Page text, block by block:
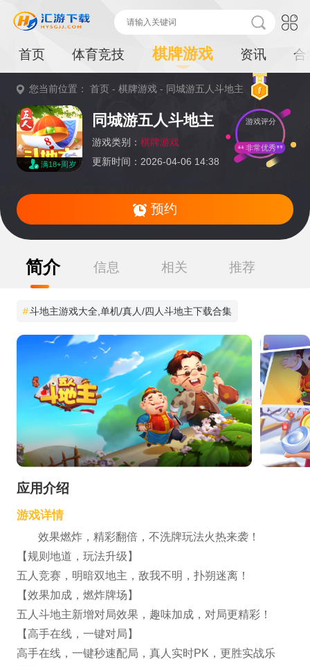
首页 体育竞技 棋牌游戏 资讯 合
您当前位置：首页 -棋牌游戏 - 同城游五人斗地主
满18+周岁
同城游五人斗地主
游戏类别： 棋牌游戏
更新时间：2026-04-06 14:38
游戏评分
非常优秀
预约
提
简介 信息 相关 推荐
#斗地主游戏大全,单机/真人/四人斗地主下载合集
应用介绍
游戏详情
效果燃炸，精彩翻倍，不洗牌玩法火热来袭！
【规则地道，玩法升级】
五人竞赛，明暗双地主，敌我不明，扑朔迷离！
【效果加成，燃炸牌场】
五人斗地主新增对局效果，趣味加成，对局更精彩！
【高手在线，一键对局】
高手在线，一键秒速配局，真人实时PK，更胜实战乐